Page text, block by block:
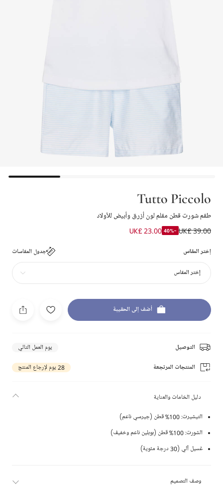
Tutto Piccolo
طقم شورت قطن مقلم لون أزرق وأبيض للأولاد
UK£ 39.00
-40%
UK£ 23.00
إختر المقاس جدول المقاسات
إختر المقاس
أضف إلى الحقيبة
التوصيل يوم العمل التالي
المنتجات المرتجعة 28 يوم لإرجاع المنتج
دليل الخامات والعناية
التيشيرت: 100% قطن (جيرسي ناعم)
الشورت: 100% قطن (بوبلين ناعم وخفيف)
غسيل آلي (30 درجة مئوية)
وصف التصميم